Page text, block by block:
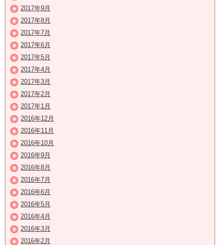
2017年9月
2017年8月
2017年7月
2017年6月
2017年5月
2017年4月
2017年3月
2017年2月
2017年1月
2016年12月
2016年11月
2016年10月
2016年9月
2016年8月
2016年7月
2016年6月
2016年5月
2016年4月
2016年3月
2016年2月